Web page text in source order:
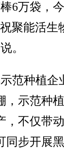
6万袋，
聚能活生
。
范种植企
，示范种
，不仅带
同步开展